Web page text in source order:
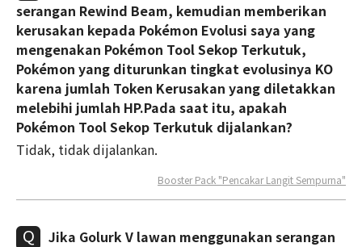
serangan Rewind Beam, kemudian memberikan
kerusakan kepada Pokémon Evolusi saya yang
mengenakan Pokémon Tool Sekop Terkutuk,
Pokémon yang diturunkan tingkat evolusinya KO
karena jumlah Token Kerusakan yang diletakkan
melebihi jumlah HP.Pada saat itu, apakah
Pokémon Tool Sekop Terkutuk dijalankan?
Tidak, tidak dijalankan.
Booster Pack "Pencakar Langit Sempurna"
Jika Golurk V lawan menggunakan serangan